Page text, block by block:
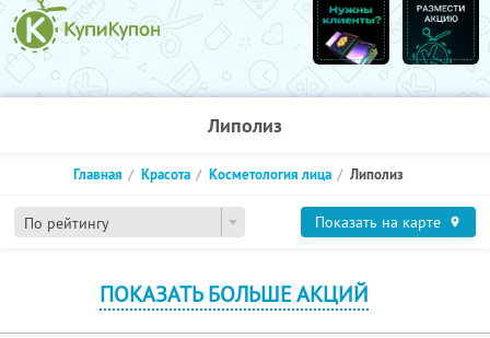
Липолиз
По рейтингу
Главная Красота Косметология лица Липолиз
Показать на карте
ПОКАЗАТЬ БОЛЬШЕ АКЦИЙ